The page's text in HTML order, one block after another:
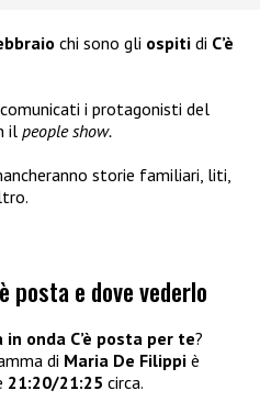
chi sono gli ospiti di C’è
i protagonisti del
il people show.
storie familiari, liti,
posta e dove vederlo
in onda C’è posta per te?
di Maria De Filippi è
21:20/21:25 circa.